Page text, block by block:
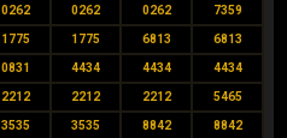
0262 0262 0262 7359
1775 1775 6813 6813
0831 4434 4434 4434
2212 2212 2212 5465
3535 3535 8842 8842